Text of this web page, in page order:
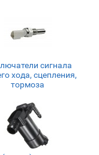
сигнала
хода, сцепления,
тормоза